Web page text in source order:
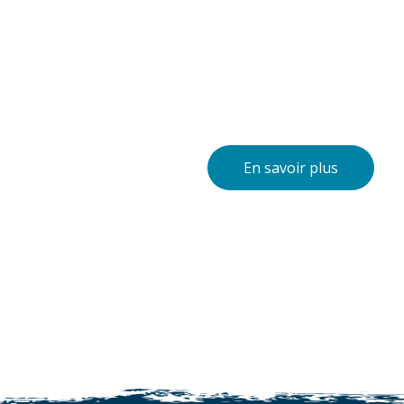
En savoir plus